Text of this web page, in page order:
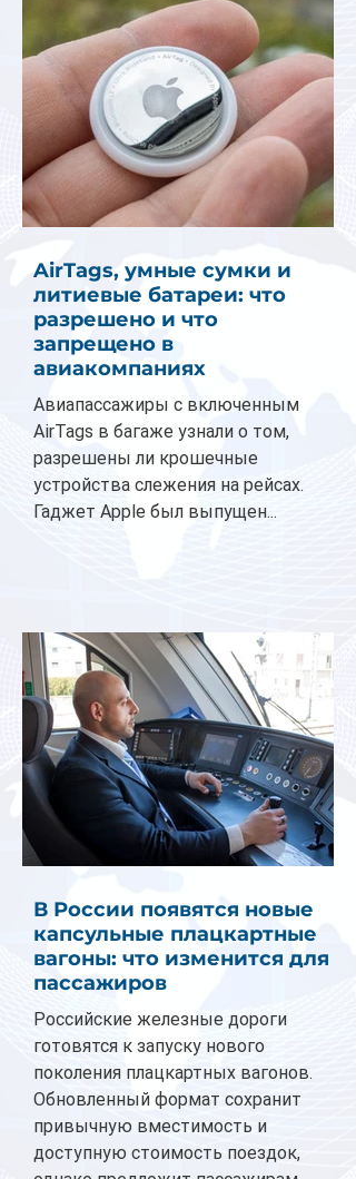
AirTags, умные сумки и
литиевые батареи: что
разрешено и что
запрещено в
авиакомпаниях
Авиапассажиры с включенным
AirTags в багаже узнали о том,
разрешены ли крошечные
устройства слежения на рейсах.
Гаджет Apple был выпущен...
В России появятся новые
капсульные плацкартные
вагоны: что изменится для
пассажиров
Российские железные дороги
готовятся к запуску нового
поколения плацкартных вагонов.
Обновленный формат сохранит
привычную вместимость и
доступную стоимость поездок,